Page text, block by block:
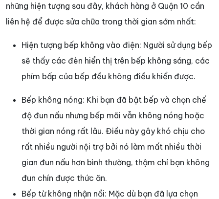
những hiện tượng sau đây, khách hàng ở Quận 10 cần
liên hệ để được sửa chữa trong thời gian sớm nhất:
Hiện tượng bếp không vào điện: Người sử dụng bếp
sẽ thấy các đèn hiển thị trên bếp không sáng, các
phím bấp của bếp đều không điều khiển được.
Bếp không nóng: Khi bạn đã bật bếp và chọn chế
độ đun nấu nhưng bếp mãi vẫn không nóng hoặc
thời gian nóng rất lâu. Điều này gây khó chịu cho
rất nhiều người nội trợ bởi nó làm mất nhiều thời
gian đun nấu hơn bình thường, thậm chí bạn không
đun chín được thức ăn.
Bếp từ không nhận nồi: Mặc dù bạn đã lựa chọn